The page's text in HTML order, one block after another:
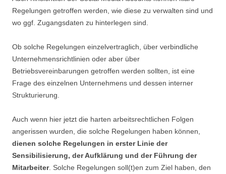
Regelungen getroffen werden, wie diese zu verwalten sind und
wo ggf. Zugangsdaten zu hinterlegen sind.
Ob solche Regelungen einzelvertraglich, über verbindliche
Unternehmensrichtlinien oder aber über
Betriebsvereinbarungen getroffen werden sollten, ist eine
Frage des einzelnen Unternehmens und dessen interner
Strukturierung.
Auch wenn hier jetzt die harten arbeitsrechtlichen Folgen
angerissen wurden, die solche Regelungen haben können,
dienen solche Regelungen in erster Linie der
Sensibilisierung, der Aufklärung und der Führung der
Mitarbeiter. Solche Regelungen soll(t)en zum Ziel haben, den